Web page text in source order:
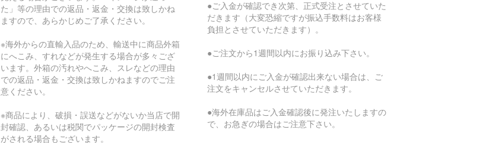
た」等の理由での返品・返金・交換は致しかね
ますので、あらかじめご了承ください。
※海外からの直輸入品のため、輸送中に商品外箱
にへこみ、すれなどが発生する場合が多々ござ
います。外箱の汚れやへこみ、スレなどの理由
での返品・返金・交換は致しかねますのでご注
意ください。
※商品により、破損・誤送などがないか当店で開
封確認、あるいは税関でパッケージの開封検査
がされる場合もございます。
●ご入金が確認でき次第、正式受注とさせていた
だきます（大変恐縮ですが振込手数料はお客様
負担とさせていただきます）。
●ご注文から1週間以内にお振り込み下さい。
●1週間以内にご入金が確認出来ない場合は、ご
注文をキャンセルさせていただきます。
●海外在庫品はご入金確認後に発注いたしますの
で、お急ぎの場合はご注意下さい。